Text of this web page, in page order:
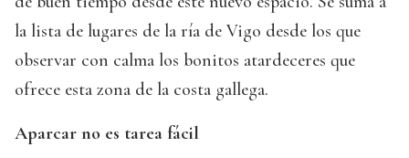
la lista de lugares de la ría de Vigo desde los que
observar con calma los bonitos atardeceres que
ofrece esta zona de la costa gallega.
Aparcar no es tarea fácil